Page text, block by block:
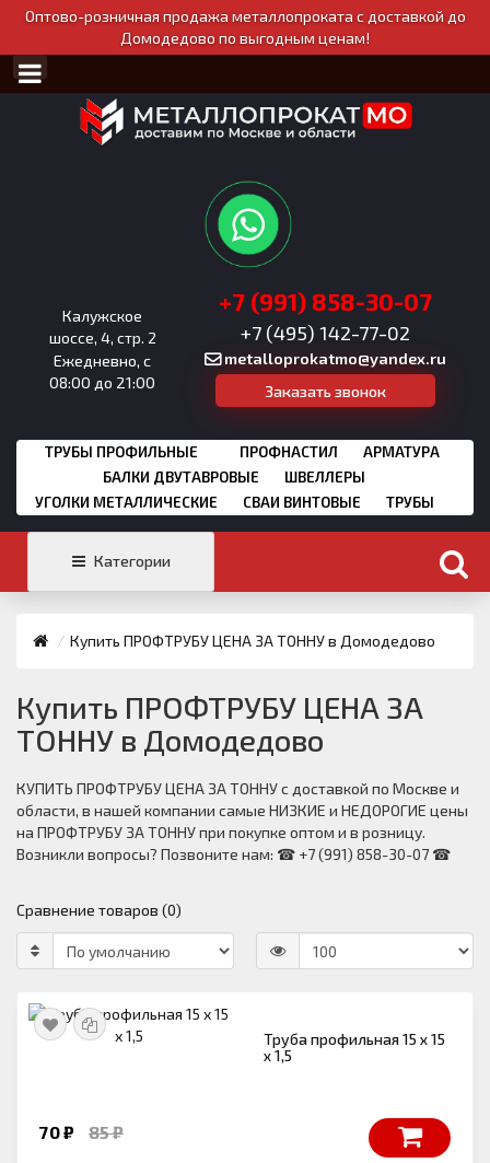
Оптово-розничная продажа металлопроката с доставкой до
Домодедово по выгодным ценам!
Калужское
шоссе, 4, стр. 2
Ежедневно, с
08:00 до 21:00
+7 (991) 858-30-07
+7 (495) 142-77-02
metalloprokatmo@yandex.ru
Заказать звонок
ТРУБЫ ПРОФИЛЬНЫЕ ПРОФНАСТИЛ
АРМАТУРА
БАЛКИ ДВУТАВРОВЫЕ
ШВЕЛЛЕРЫ
УГОЛКИ МЕТАЛЛИЧЕСКИЕ
СВАИ ВИНТОВЫЕ ТРУБЫ
Категории
Купить ПРОФТРУБУ ЦЕНА ЗА ТОННУ в Домодедово
Купить ПРОФТРУБУ ЦЕНА ЗА
ТОННУ в Домодедово
КУПИТЬ ПРОФТРУБУ ЦЕНА ЗА ТОННУ с доставкой по Москве и
области, в нашей компании самые НИЗКИЕ и НЕДОРОГИЕ цены
на ПРОФТРУБУ ЗА ТОННУ при покупке оптом и в розницу.
Возникли вопросы? Позвоните нам: ☎ +7 (991) 858-30-07 ☎
Сравнение товаров (0)
Труба профильная 15 х 15
х 1,5
70 ₽ 85 ₽